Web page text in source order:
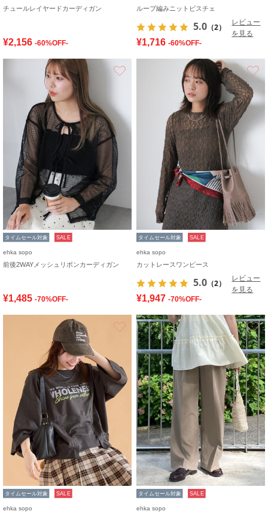
チュールレイヤードカーディガン
¥2,156 -60%OFF-
ループ編みニットビスチェ
5.0 （2）
レビュー
を見る
¥1,716 -60%OFF-
タイムセール対象 SALE
ehka sopo
前後2WAYメッシュリボンカーディガン
¥1,485 -70%OFF-
タイムセール対象 SALE
ehka sopo
カットレースワンピース
5.0 （2）
レビュー
を見る
¥1,947 -70%OFF-
お気に入り
タイムセール対象 SALE
ehka sopo
タイムセール対象 SALE
ehka sopo